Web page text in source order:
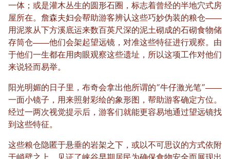
一体；或是灌木丛生的圆形石圈，标志着曾经的半地穴式房
屋所在。詹森夫妇会帮助游客辨认这些巧妙伪装的粮仓——
用泥浆从下方溪底运来数百英尺深的泥土砌成的石砌食物储
存筒仓——他们会架起望远镜，对准这些特征进行观察。由
于他们一生都在用肉眼观察这些遗址，所以这项工作对他们
来说轻而易举。
阳光明媚的日子里，布奇会拿出他所谓的“牛仔激光笔”——
一面小镜子，用来照射彩绘的象形图，帮助游客确定方位。
经过一两次视觉提示后，游客们就能更容易地通过望远镜找
到这些特征。
这些粮仓隐匿于悬垂的岩架之下，或以不可思议的方式依附